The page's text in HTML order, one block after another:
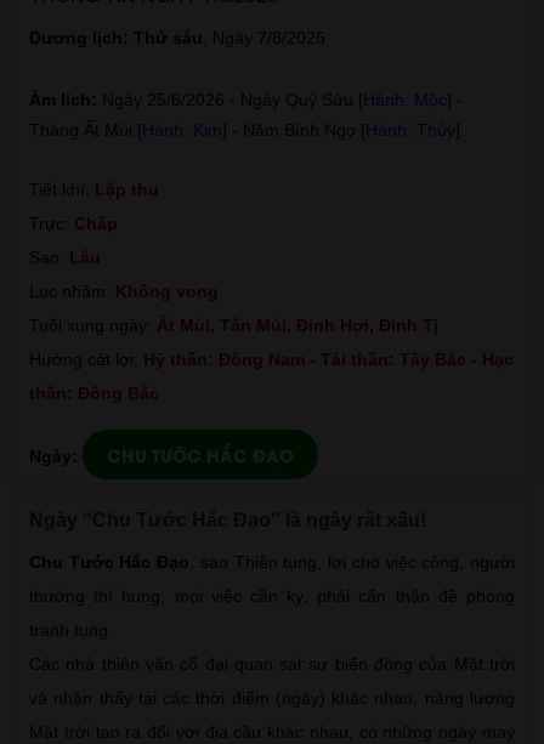
Dương lịch: Thứ sáu , Ngày 7/8/2026
Âm lịch: Ngày 25/6/2026 - Ngày Quý Sửu [ Hành: Mộc
] -
Tháng Ất Mùi [ Hành: Kim ] - Năm Bính Ngọ [ Hành: Thủy
Tiết khí: Lập thu
Trực: Chấp
Sao: Lâu
Lục nhâm: Không vong
Tuổi xung ngày: Ất Mùi, Tân Mùi, Đinh Hợi, Đinh Tị
Hướng cát lợi: Hỷ thần: Đông Nam - Tài thần: Tây Bắc - Hạc
thần: Đông Bắc
Ngày: CHU TƯỚC HẮC ĐẠO
Chu Tước Hắc Đạo : sao Thiên tụng, lợi cho việc công, người
thường thì hung, mọi việc cần kỵ, phải cẩn thận đề phòng
tranh tụng.
Các nhà thiên văn cổ đại quan sát sự biến động của Mặt trời
và nhận thấy tại các thời điểm (ngày) khác nhau, năng lượng
Mặt trời tạo ra đối với địa cầu khác nhau, có những ngày may